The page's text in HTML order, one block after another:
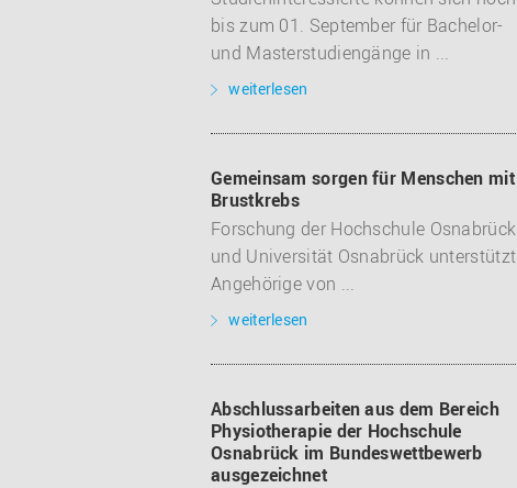
bis zum 01. September für Bachelor-
und Masterstudiengänge in ...
weiterlesen
Gemeinsam sorgen für Menschen mit
Brustkrebs
Forschung der Hochschule Osnabrück
und Universität Osnabrück unterstützt
Angehörige von ...
weiterlesen
Abschlussarbeiten aus dem Bereich
Physiotherapie der Hochschule
Osnabrück im Bundeswettbewerb
ausgezeichnet